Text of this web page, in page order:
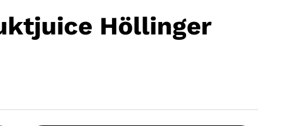
Höllinger